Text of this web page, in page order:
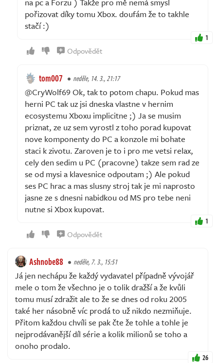
pořizovat díky tomu Xbox. doufám že to takhle
stačí :)
1
Odpovědět
tom007 neděle, 14. 3., 21:17
@CryWolf69 Ok, tak to potom chapu. Pokud mas
herni PC tak uz jsi dneska vlastne v hernim
ecosystemu Xboxu implicitne ;) Ja se musim
priznat, ze uz sem vyrostl z toho porad kupovat
nove komponenty do PC a konzole mi bohate
staci k zivotu. Zaroven je to i pro me vetsi relax,
cely den sedim u PC (pracovne) takze sem rad ze
se od mysi a klavesnice odpoutam ;) Ale pokud
ses PC hrac a mas slusny stroj tak je mi naprosto
jasne ze s dnesni nabidkou od MS pro tebe neni
nutne si Xbox kupovat.
1
Odpovědět
Ashnobe88 neděle, 7. 3., 15:51
Já jen nechápu že každý vydavatel případně vývojář
mele o tom že všechno je o tolik dražší a že kvůli
tomu musí zdražit ale to že se dnes od roku 2005
také her násobně víc prodá to už nikdo nezmiňuje.
Přitom každou chvíli se pak čte že tohle a tohle je
nejprodávanější díl série a kolik milionů se toho a
onoho prodalo.
26